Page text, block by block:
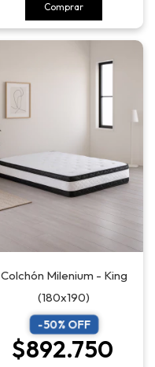
Comprar
Colchón Milenium - King
(180x190)
-50% OFF
$892.750